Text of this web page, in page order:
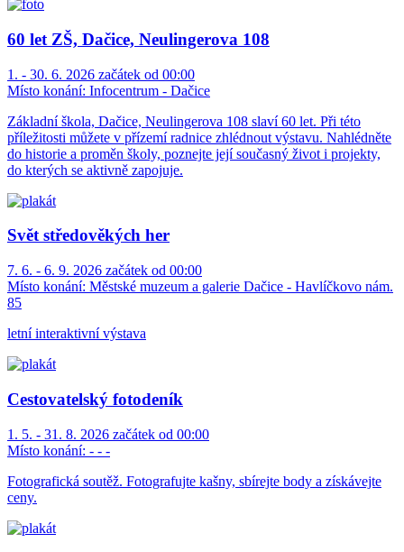
60 let ZŠ, Dačice, Neulingerova 108
1. - 30. 6. 2026 začátek od 00:00
Místo konání: Infocentrum - Dačice
Základní škola, Dačice, Neulingerova 108 slaví 60 let. Při této
příležitosti můžete v přízemí radnice zhlédnout výstavu. Nahlédněte
do historie a proměn školy, poznejte její současný život i projekty,
do kterých se aktivně zapojuje.
Svět středověkých her
7. 6. - 6. 9. 2026 začátek od 00:00
Místo konání: Městské muzeum a galerie Dačice - Havlíčkovo nám.
85
letní interaktivní výstava
Cestovatelský fotodeník
1. 5. - 31. 8. 2026 začátek od 00:00
Místo konání: - - -
Fotografická soutěž. Fotografujte kašny, sbírejte body a získávejte
ceny.